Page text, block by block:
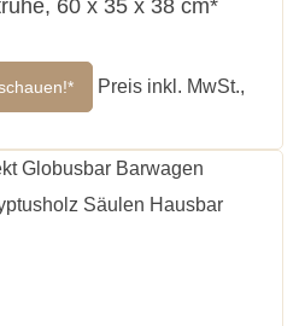
60 x 35 x 38 cm*
Preis inkl. MwSt.,